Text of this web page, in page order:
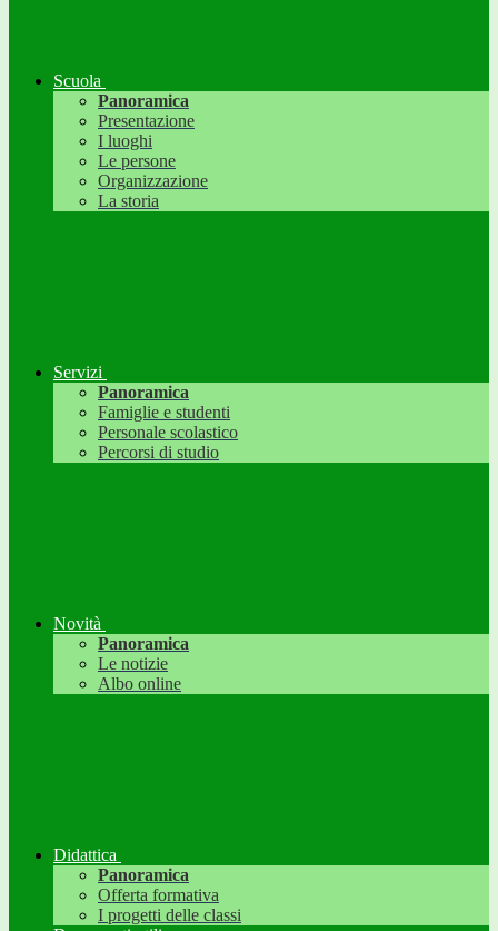
Scuola
Panoramica
Presentazione
I luoghi
Le persone
Organizzazione
La storia
Servizi
Panoramica
Famiglie e studenti
Personale scolastico
Percorsi di studio
Novità
Panoramica
Le notizie
Albo online
Didattica
Panoramica
Offerta formativa
I progetti delle classi